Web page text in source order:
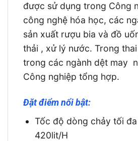
được sử dụng trong Công
công nghệ hóa học, các
sản xuất rượu bia và đồ
thải , xử lý nước. Trong
trong các ngành dệt may
Công nghiệp tổng hợp.
Đặt điểm nổi bật:
Tốc độ dòng chảy tối
420lit/H